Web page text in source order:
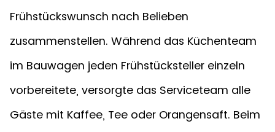
Frühstückswunsch nach Belieben
zusammenstellen. Während das Küchenteam
im Bauwagen jeden Frühstücksteller einzeln
vorbereitete, versorgte das Serviceteam alle
Gäste mit Kaffee, Tee oder Orangensaft. Beim